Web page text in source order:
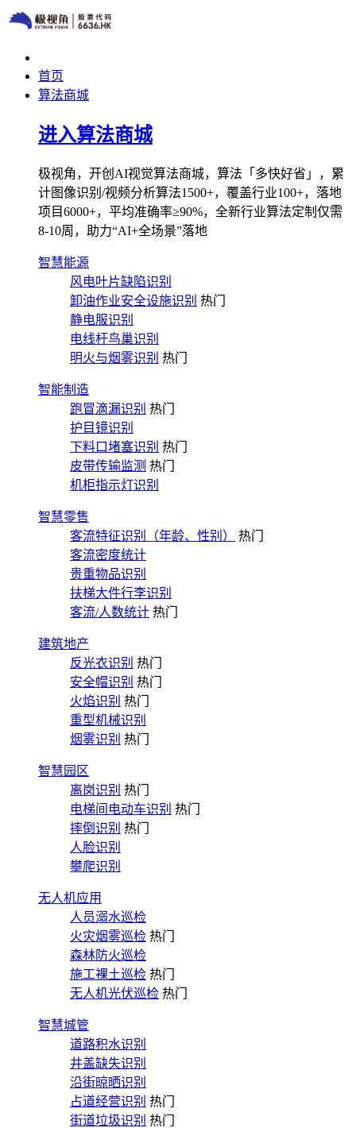
首页
算法商城
进入算法商城
极视角，开创AI视觉算法商城，算法「多快好省」，累
计图像识别/视频分析算法1500+，覆盖行业100+，落地
项目6000+，平均准确率≥90%，全新行业算法定制仅需
8-10周，助力“AI+全场景”落地
智慧能源
风电叶片缺陷识别
卸油作业安全设施识别 热门
静电服识别
电线杆鸟巢识别
明火与烟雾识别 热门
智能制造
跑冒滴漏识别 热门
护目镜识别
下料口堵塞识别 热门
皮带传输监测 热门
机柜指示灯识别
智慧零售
客流特征识别（年龄、性别）
热门
客流密度统计
贵重物品识别
扶梯大件行李识别
客流/人数统计 热门
建筑地产
反光衣识别 热门
安全帽识别 热门
火焰识别 热门
重型机械识别
烟雾识别 热门
智慧园区
离岗识别 热门
电梯间电动车识别 热门
摔倒识别 热门
人脸识别
攀爬识别
无人机应用
人员溺水巡检
火灾烟雾巡检 热门
森林防火巡检
施工裸土巡检 热门
无人机光伏巡检 热门
智慧城管
道路积水识别
井盖缺失识别
沿街晾晒识别
占道经营识别 热门
街道垃圾识别 热门